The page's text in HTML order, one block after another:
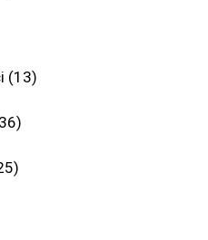
13